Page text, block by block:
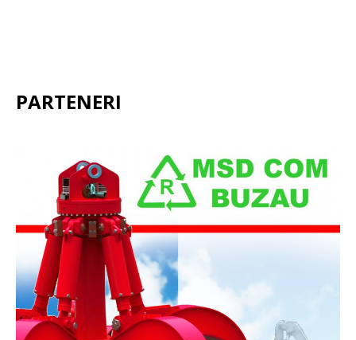
PARTENERI